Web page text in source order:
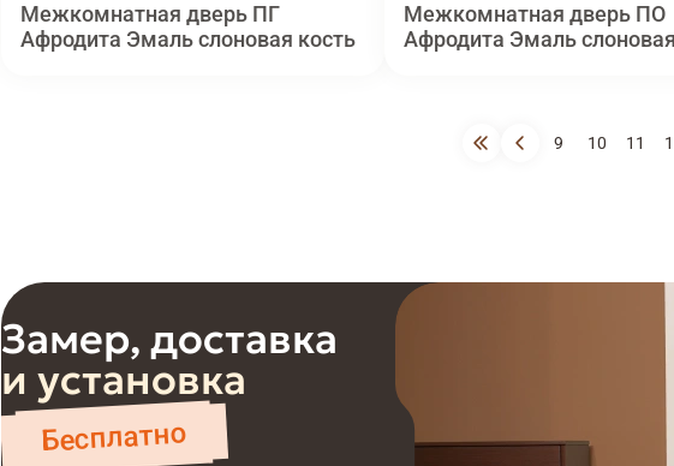
Межкомнатная дверь ПГ
Афродита Эмаль слоновая кость
Межкомнатная дверь ПО
Афродита Эмаль
9 10 11
Замер, доставка
и установка
Бесплатно